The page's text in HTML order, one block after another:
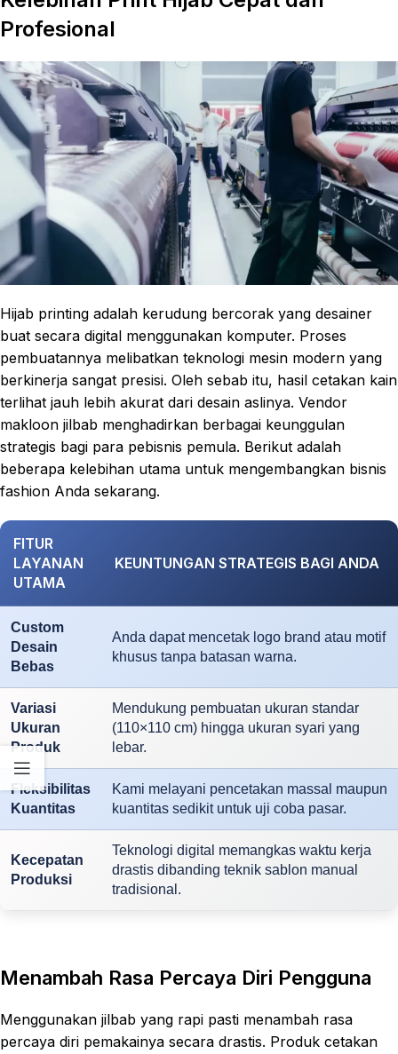
Profesional
Hijab printing adalah kerudung bercorak yang desainer
buat secara digital menggunakan komputer. Proses
pembuatannya melibatkan teknologi mesin modern yang
berkinerja sangat presisi. Oleh sebab itu, hasil cetakan kain
terlihat jauh lebih akurat dari desain aslinya. Vendor
makloon jilbab menghadirkan berbagai keunggulan
strategis bagi para pebisnis pemula. Berikut adalah
beberapa kelebihan utama untuk mengembangkan bisnis
fashion Anda sekarang.
FITUR
LAYANAN
UTAMA
KEUNTUNGAN STRATEGIS BAGI ANDA
Custom
Desain
Bebas
Anda dapat mencetak logo brand atau motif
khusus tanpa batasan warna.
Variasi
Ukuran
Produk
Mendukung pembuatan ukuran standar
(110×110 cm) hingga ukuran syari yang
lebar.
Fleksibilitas
Kuantitas
Kami melayani pencetakan massal maupun
kuantitas sedikit untuk uji coba pasar.
Kecepatan
Produksi
Teknologi digital memangkas waktu kerja
drastis dibanding teknik sablon manual
tradisional.
Menambah Rasa Percaya Diri Pengguna
Menggunakan jilbab yang rapi pasti menambah rasa
percaya diri pemakainya secara drastis. Produk cetakan